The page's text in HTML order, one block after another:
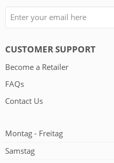
CUSTOMER SUPPORT
Become a Retailer
FAQs
Contact Us
Montag - Freitag
Samstag